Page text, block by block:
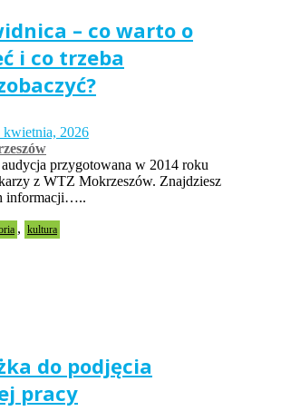
– co warto o
i co trzeba
kwietnia, 2026
przygotowana w 2014 roku
z WTZ Mokrzeszów. Znajdziesz
informacji…..
, kultura
do podjęcia
pracy